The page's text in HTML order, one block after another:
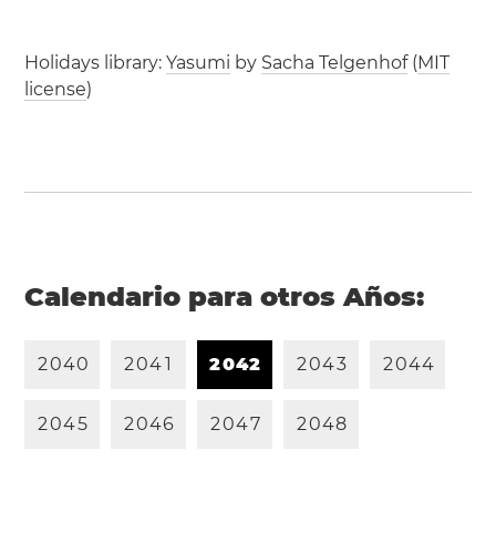
Holidays library:Yasumi by Sacha Telgenhof(MIT
license)
Calendario para otros Años:
2040 2041 2042 2043 2044
2045 2046 2047 2048